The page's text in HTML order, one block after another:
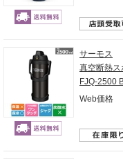
サーモス
真空断熱ス
FJQ-2500
Web価格